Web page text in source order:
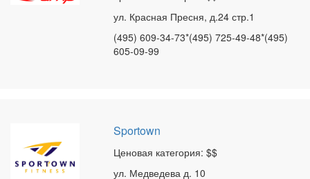
ул. Красная Пресня, д.24 стр.1
(495) 609-34-73*(495) 725-49-48*(495)
605-09-99
Sportown
Ценовая категория: $$
ул. Медведева д. 10